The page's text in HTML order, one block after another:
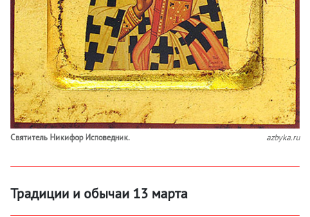
Свя­ти­тель Ни­ки­фор Ис­по­вед­ник. azbyka.ru
Традиции и обычаи 13 марта